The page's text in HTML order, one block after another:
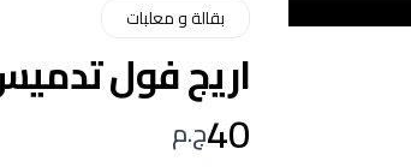
بقالة و معلبات
اريج فول تدميس 500
40ج.م